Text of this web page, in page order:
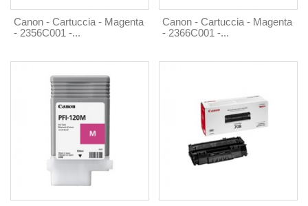
Canon - Cartuccia - Magenta
- 2356C001 -...
Canon - Cartuccia - Magenta
- 2366C001 -...